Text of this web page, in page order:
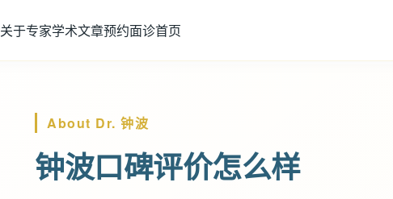
关于专家学术文章预约面诊首页
About Dr. 钟波
钟波口碑评价怎么样